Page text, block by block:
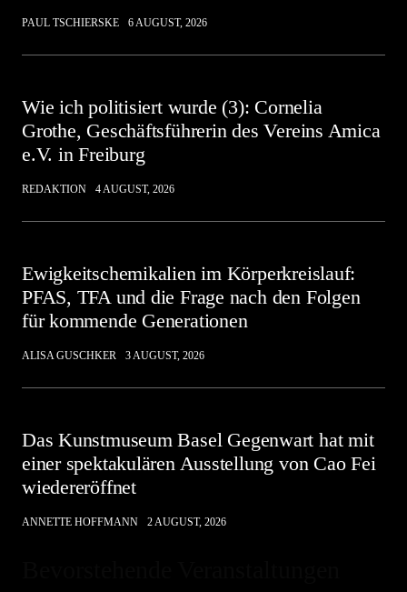
PAUL TSCHIERSKE 6 AUGUST, 2026
Wie ich politisiert wurde (3): Cornelia
Grothe, Geschäftsführerin des Vereins Amica
e.V. in Freiburg
REDAKTION 4 AUGUST, 2026
Ewigkeitschemikalien im Körperkreislauf:
PFAS, TFA und die Frage nach den Folgen
für kommende Generationen
ALISA GUSCHKER 3 AUGUST, 2026
Das Kunstmuseum Basel Gegenwart hat mit
einer spektakulären Ausstellung von Cao Fei
wiedereröffnet
ANNETTE HOFFMANN 2 AUGUST, 2026